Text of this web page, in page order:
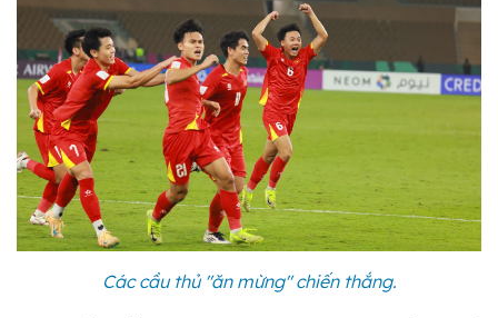
Các cầu thủ "ăn mừng" chiến thắng.